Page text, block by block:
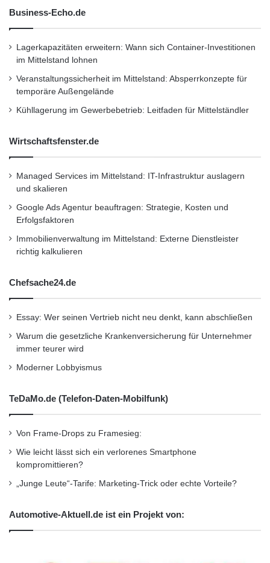
Business-Echo.de
Lagerkapazitäten erweitern: Wann sich Container-Investitionen
im Mittelstand lohnen
Veranstaltungssicherheit im Mittelstand: Absperrkonzepte für
temporäre Außengelände
Kühllagerung im Gewerbebetrieb: Leitfaden für Mittelständler
Wirtschaftsfenster.de
Managed Services im Mittelstand: IT-Infrastruktur auslagern
und skalieren
Google Ads Agentur beauftragen: Strategie, Kosten und
Erfolgsfaktoren
Immobilienverwaltung im Mittelstand: Externe Dienstleister
richtig kalkulieren
Chefsache24.de
Essay: Wer seinen Vertrieb nicht neu denkt, kann abschließen
Warum die gesetzliche Krankenversicherung für Unternehmer
immer teurer wird
Moderner Lobbyismus
TeDaMo.de (Telefon-Daten-Mobilfunk)
Von Frame-Drops zu Framesieg:
Wie leicht lässt sich ein verlorenes Smartphone
kompromittieren?
„Junge Leute“-Tarife: Marketing-Trick oder echte Vorteile?
Automotive-Aktuell.de ist ein Projekt von: